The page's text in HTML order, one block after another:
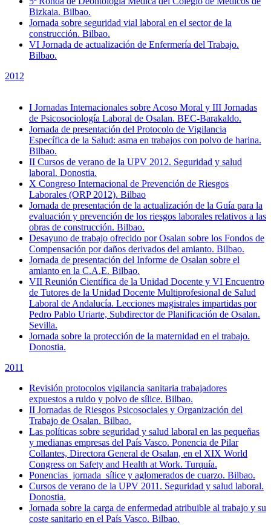
Bizkaia. Bilbao.
Jornada sobre seguridad vial laboral en el sector de la
construcción. Bilbao.
VI Jornada de actualización de Enfermería del Trabajo.
Bilbao.
2012
I Jornadas Internacionales sobre Acoso Moral y III Jornadas
de Psicosociología Laboral de Osalan. BEC-Barakaldo.
Jornada de presentación del Protocolo de Vigilancia
Específica de la Salud: asma en trabajos con polvo de harina.
Bilbao.
II Cursos de verano de la UPV 2012. Seguridad y salud
laboral. Donostia.
X Congreso Internacional de Prevención de Riesgos
Laborales (ORP 2012). Bilbao
Jornada de presentación de la actualización de la Guía para la
evaluación y prevención de los riesgos laborales relativos a las
obras de construcción. Bilbao.
Desayuno de trabajo ofrecido por Osalan sobre los Fondos de
Compensación por daños derivados del amianto. Bilbao.
Jornada de presentación del Informe de Osalan sobre el
amianto en la C.A.E. Bilbao.
VII Reunión Científica de la Unidad Docente y VI Encuentro
de Tutores de la Unidad Docente Multiprofesional de Salud
Laboral de Andalucía. Lecciones magistrales impartidas por
Pedro Pablo Uriarte, Subdirector de Planificación de Osalan.
Sevilla.
Jornada sobre la protección de la maternidad en el trabajo.
Donostia.
2011
Revisión protocolos vigilancia sanitaria trabajadores
expuestos a ruido y polvo de sílice. Bilbao.
II Jornadas de Riesgos Psicosociales y Organización del
Trabajo de Osalan. Bilbao.
Las políticas sobre seguridad y salud laboral en las pequeñas
y medianas empresas del País Vasco. Ponencia de Pilar
Collantes, Directora General de Osalan, en el XIX World
Congress on Safety and Health at Work. Turquía.
Ponencias jornada sílice y aglomerados de cuarzo. Bilbao.
Cursos de verano de la UPV 2011. Seguridad y salud laboral.
Donostia.
Jornada sobre la carga de enfermedad atribuible al trabajo y su
coste sanitario en el País Vasco. Bilbao.